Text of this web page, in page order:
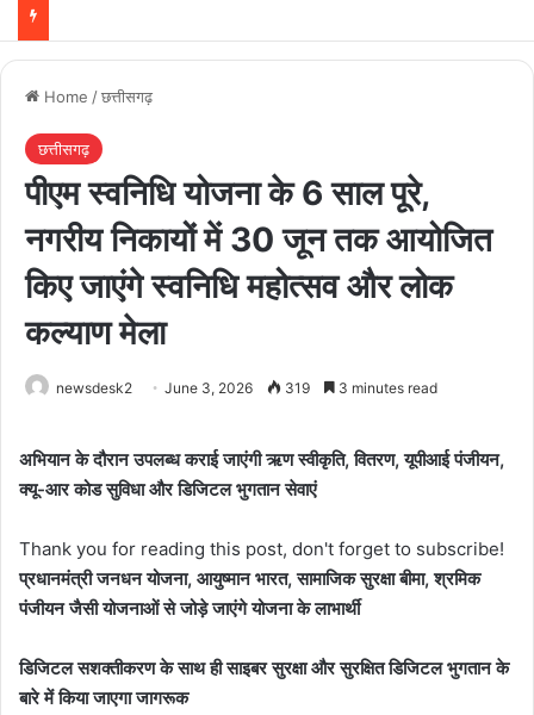
Home /छत्तीसगढ़
छत्तीसगढ़
पीएम स्वनिधि योजना के 6 साल पूरे,
नगरीय निकायों में 30 जून तक आयोजित
किए जाएंगे स्वनिधि महोत्सव और लोक
कल्याण मेला
newsdesk2 June 3, 2026 319 3 minutes read
अभियान के दौरान उपलब्ध कराई जाएंगी ऋण स्वीकृति, वितरण, यूपीआई पंजीयन,
क्यू-आर कोड सुविधा और डिजिटल भुगतान सेवाएं
Thank you for reading this post, don't forget to subscribe!
प्रधानमंत्री जनधन योजना, आयुष्मान भारत, सामाजिक सुरक्षा बीमा, श्रमिक
पंजीयन जैसी योजनाओं से जोड़े जाएंगे योजना के लाभार्थी
डिजिटल सशक्तीकरण के साथ ही साइबर सुरक्षा और सुरक्षित डिजिटल भुगतान के
बारे में किया जाएगा जागरूक